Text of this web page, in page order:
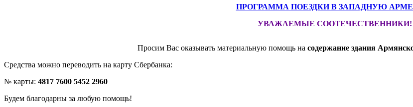
ПРОГРАММА ПОЕЗДКИ В ЗАПАДНУЮ
УВАЖАЕМЫЕ СООТЕЧЕСТВЕННИКИ!
Просим Вас оказывать материальную помощь на содержание здания
Средства можно переводить на карту Сбербанка:
№ карты: 4817 7600 5452 2960
Будем благодарны за любую помощь!